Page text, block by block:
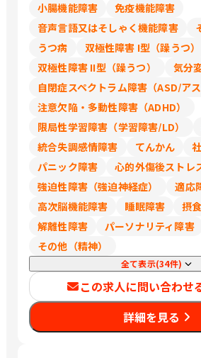
小腸機能障害
免疫機能障害
音声言語又はそしゃく機能障害
うつ病
双極性障害 I型（躁うつ）
双極性障害 II型（躁うつ）
気分
注意欠陥・多動性障害（ADHD）
限局性学習障害（学習障害/LD）
統合失調感情障害
てんかん
パニック障害
心的外傷後ストレ
強迫性障害（強迫神経症）
適応
高次脳機能障害
睡眠障害 摂
解離性障害
パーソナリティ障害
その他（精神）
全て表示(34件)
この求人に問い合わせ
詳細を見る